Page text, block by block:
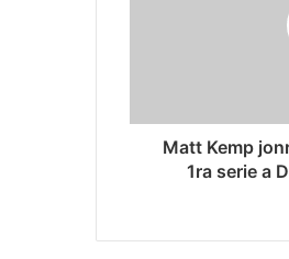
Matt Kemp
1ra serie a